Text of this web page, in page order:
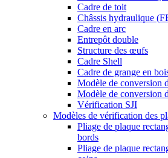
Cadre de toit
Châssis hydraulique
Cadre en arc
Entrepôt double
Structure des œufs
Cadre Shell
Cadre de grange en
Modèle de conversion
Modèle de conversion
Vérification SJI
Modèles de vérification des
Pliage de plaque
bords
Pliage de plaque